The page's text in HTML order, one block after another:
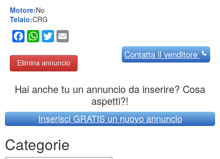
Motore:No
Telaio:CRG
Facebook
WhatsApp
Twitter
Elimina annuncio
Contattail venditore
Hai anche tu un annuncio da inserire? Cosa
aspetti?!
Inserisci GRATIS un nuovo annuncio
Categorie